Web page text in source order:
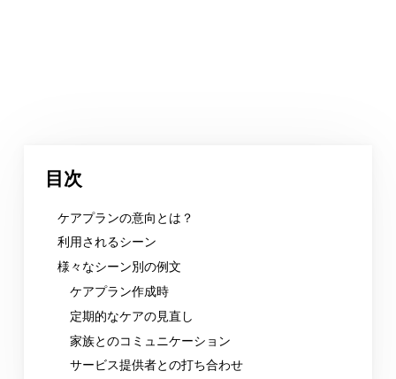
目次
ケアプランの意向とは？
利用されるシーン
様々なシーン別の例文
ケアプラン作成時
定期的なケアの見直し
家族とのコミュニケーション
サービス提供者との打ち合わせ